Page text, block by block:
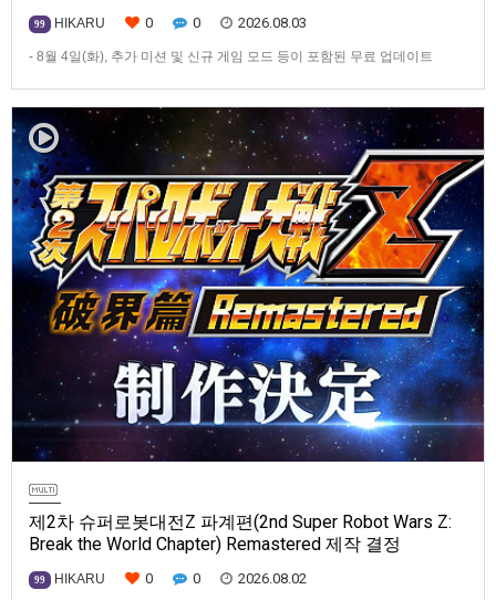
99 HIKARU 0 0 2026.08.03
- 8월 4일(화), 추가 미션 및 신규 게임 모드 등이 포함된 무료 업데이트
Switch™, Steam®용 ‘슈퍼로봇대전 Y’(한국어판)의 유료 DLC ‘애니버서리
확장팩’을 2026년 …
제2차 슈퍼로봇대전Z 파계편(2nd Super Robot Wars Z:
Break the World Chapter) Remastered 제작 결정
99 HIKARU 0 0 2026.08.02